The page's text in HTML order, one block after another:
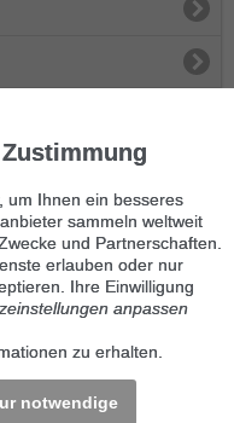
um Ihnen ein besseres
sammeln weltweit
und Partnerschaften.
erlauben oder nur
Ihre Einwilligung
anpassen
zu erhalten.
notwendige